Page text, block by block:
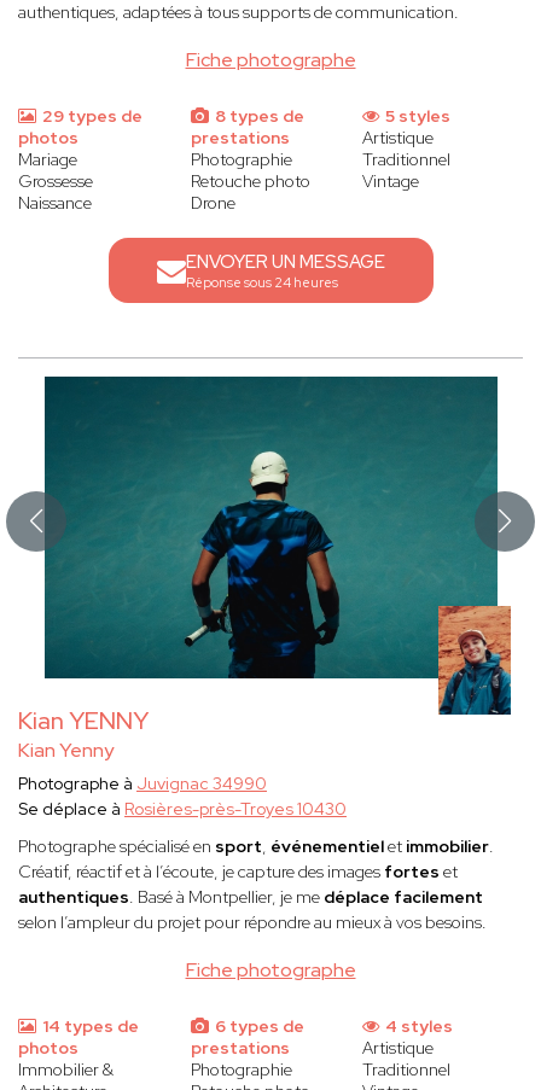
Fiche photographe
authentiques, adaptées à tous supports de communication.
29 types de
photos
Mariage
Grossesse
Naissance
8 types de
prestations
Photographie
Retouche photo
Drone
5 styles
Artistique
Traditionnel
Vintage
ENVOYER UN MESSAGE
Réponse sous 24 heures
Kian YENNY
Kian Yenny
Fiche photographe
Photographe à Juvignac 34990
Se déplace à Rosières-près-Troyes 10430
Photographe spécialisé en sport, événementielet immobilier.
Créatif, réactif et à l’écoute, je capture des images fortes et
authentiques. Basé à Montpellier, je me déplace facilement
selon l’ampleur du projet pour répondre au mieux à vos besoins.
14 types de
photos
Immobilier &
6 types de
prestations
Photographie
4 styles
Artistique
Traditionnel